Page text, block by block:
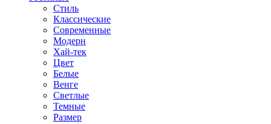
Стиль
Классические
Современные
Модерн
Хай-тек
Цвет
Белые
Венге
Светлые
Темные
Размер